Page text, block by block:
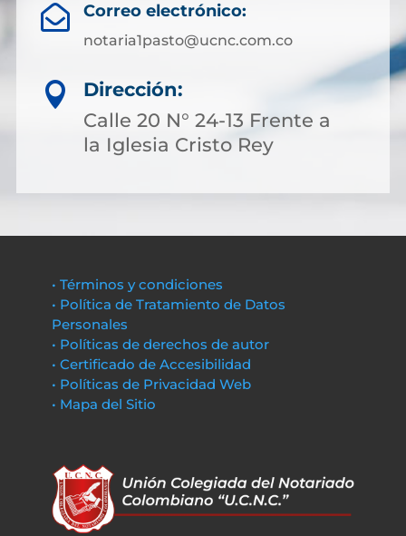
 Correo electrónico:
notaria1pasto@ucnc.com.co

Dirección:
Calle 20 N° 24-13 Frente a
la Iglesia Cristo Rey
• Términos y condiciones
• Política de Tratamiento de Datos
Personales
• Políticas de derechos de autor
• Certificado de Accesibilidad
• Políticas de Privacidad Web
• Mapa del Sitio